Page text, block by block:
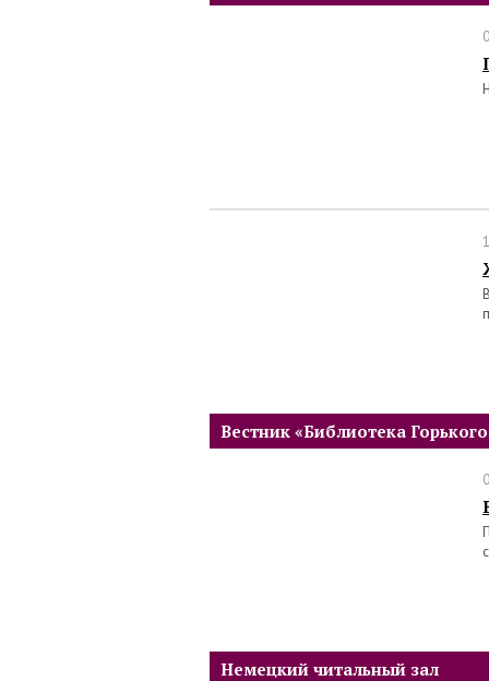
Вестник «Библиотека
Немецкий читальный зал